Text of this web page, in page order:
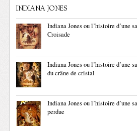
INDIANA JONES
Indiana Jones ou l’histoire d’une
Croisade
Indiana Jones ou l’histoire d’une
du crâne de cristal
Indiana Jones ou l’histoire d’une
perdue